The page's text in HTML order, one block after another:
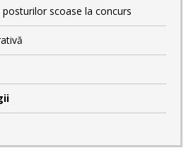
scoase la concurs